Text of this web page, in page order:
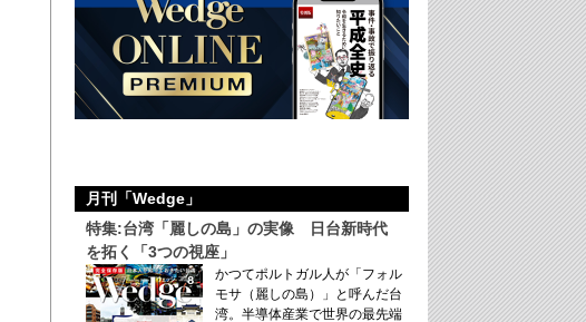
月刊「Wedge」
特集:台湾「麗しの島」の実像 日台新時代
を拓く「3つの視座」
かつてポルトガル人が「フォル
モサ（麗しの島）」と呼んだ台
湾。半導体産業で世界の最先端